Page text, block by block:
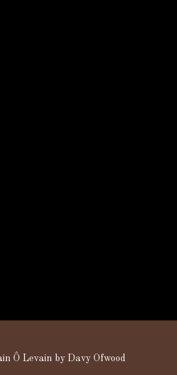
Ô Levain by Davy Ofwood